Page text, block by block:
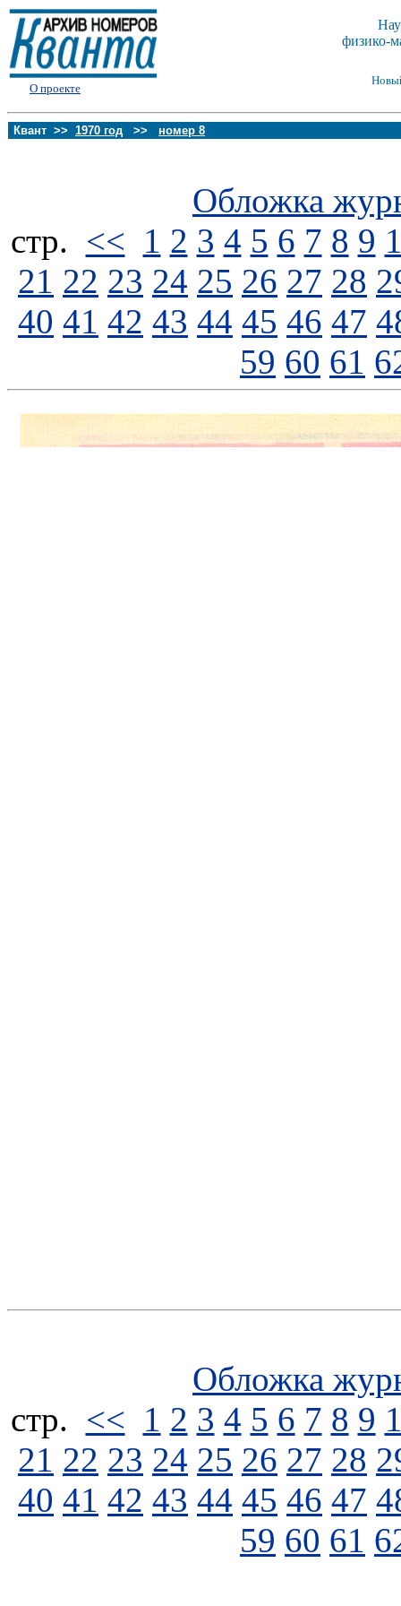
О проекте
физико-
Квант >> 1970 год >> номер 8
Обложка
стp. << 1 2 3 4 5 6 7 8 9
21 22 23 24 25 26 27 28
40 41 42 43 44 45 46 47
59 60 61
Обложка
стp. << 1 2 3 4 5 6 7 8 9
21 22 23 24 25 26 27 28
40 41 42 43 44 45 46 47
59 60 61